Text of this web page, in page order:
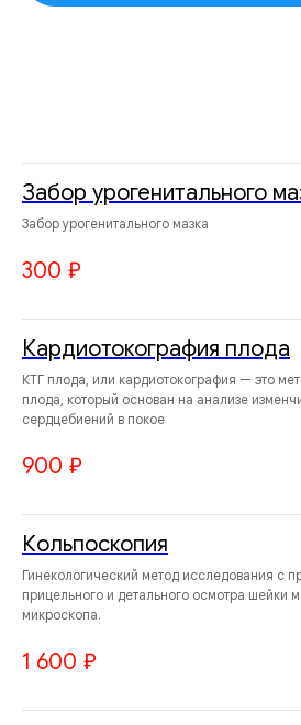
Забор урогенитального
Забор урогенитального мазка
300 ₽
Кардиотокография плода
КТГ плода, или кардиотокография — это
плода, который основан на анализе
сердцебиений в покое
900 ₽
Кольпоскопия
Гинекологический метод исследования с
прицельного и детального осмотра шейки
микроскопа.
1 600 ₽